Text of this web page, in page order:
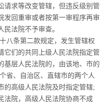
请求等改变管辖，但违反级别管
发回重审或者按第一审程序再审
法院不予审查。
八条第二款规定，发生管辖权
它们的共同上级人民法院指定管
基层人民法院的，由该地、市的
省、自治区、直辖市的两个人
的高级人民法院及时指定管辖;
法院，高级人民法院协商不成